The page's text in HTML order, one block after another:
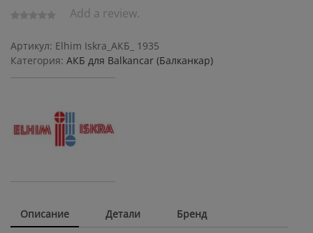
Add a review.
Артикул: Elhim Iskra_АКБ_ 1935
Категория: АКБ для Balkanсar (Балканкар)
Описание Детали Бренд